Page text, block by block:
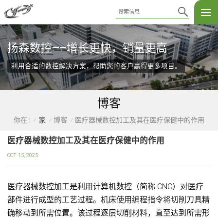
扬森数控——增长更快，销量更高
利用合适的数控解决方案，帮助您的客户赢得更多项目。
博客
你在 : / 家 / 博客 / 医疗器械数控加工及其在医疗保健中的作用
医疗器械数控加工及其在医疗保健中的作用
OCT 15, 2025
医疗器械数控加工是利用计算机数控（简称 CNC）对医疗
部件进行成型的工艺过程。机床使用编程指令将切削刀具精
确移动到所需位置。该过程逐层切削材料，直至达到所需形